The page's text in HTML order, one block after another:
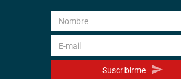
Suscribirme